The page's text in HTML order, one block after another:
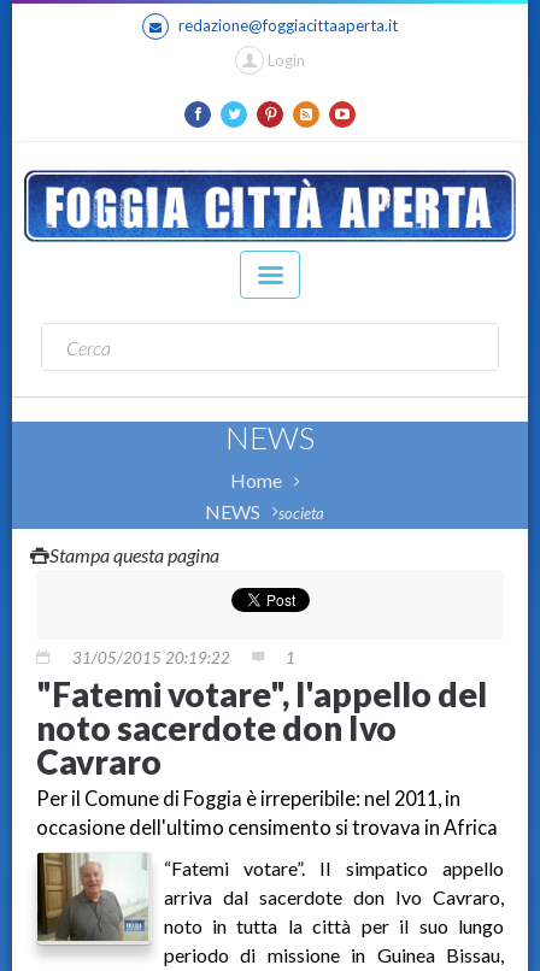
redazione@foggiacittaaperta.it
Login
NEWS
Home
NEWS
societa
Stampa questa pagina
31/05/2015 20:19:22 1
"Fatemi votare", l'appello del
noto sacerdote don Ivo
Cavraro
Per il Comune di Foggia è irreperibile: nel 2011, in
occasione dell'ultimo censimento si trovava in Africa
“Fatemi votare”. Il simpatico appello
arriva dal sacerdote don Ivo Cavraro,
noto in tutta la città per il suo lungo
periodo di missione in Guinea Bissau,